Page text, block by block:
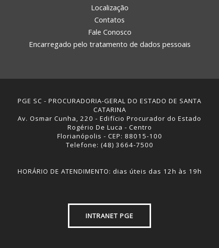
Localização
Contatos
Fale Conosco
Encarregado pelo tratamento de dados pessoais
PGE SC - PROCURADORIA-GERAL DO ESTADO DE SANTA
CATARINA
Av. Osmar Cunha, 220 - Edifício Procurador do Estado
Rogério De Luca - Centro
Florianópolis - CEP: 88015-100
Telefone: (48) 3664-7500
HORÁRIO DE ATENDIMENTO: dias úteis das 12h às 19h
INTRANET PGE